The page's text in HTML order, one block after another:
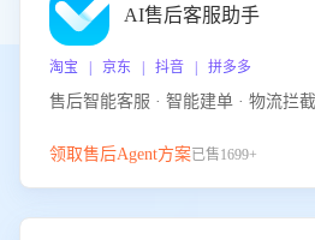
AI售后客服助手
淘宝 | 京东 | 抖音 | 拼多多
领取售后Agent方案已售1699+